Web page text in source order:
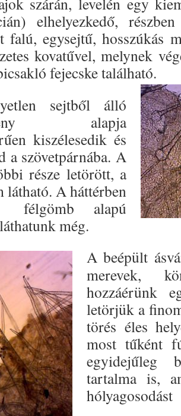
elhelyezkedő,
falú, egysejtű, hosszúkás
kovatűvel, melynek
fejecske található.
sejtből álló
alapja
kiszélesedik és
a szövetpárnába. A
része letörött, a
látható. A háttérben
félgömb alapú
még.
A beépült
merevek,
hozzáérünk
letörjük a
törés éles
most tűként
tartalma is,